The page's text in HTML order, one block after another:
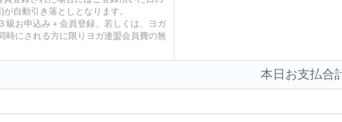
自動引き落としとなります。
お申込み＋会員登録、若しくは、ヨガ
時にされる方に限りヨガ連盟会員費の無
本日お支払合